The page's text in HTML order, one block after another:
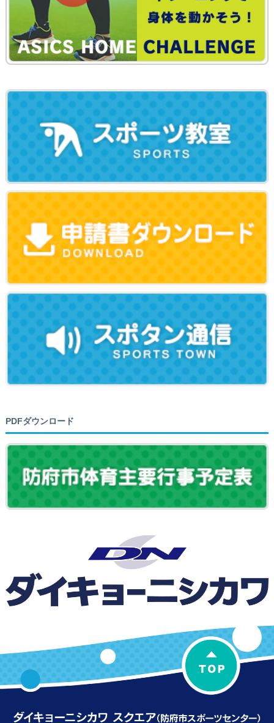
PDFダウンロード